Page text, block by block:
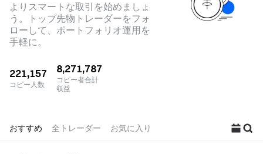
よりスマートな取引を始めましょ
う。トップ先物トレーダーをフォ
ローして、ポートフォリオ運用を
手軽に。
221,157
コピー人数
8,271,787
コピー者合計
収益
おすすめ 全トレーダー お気に入り